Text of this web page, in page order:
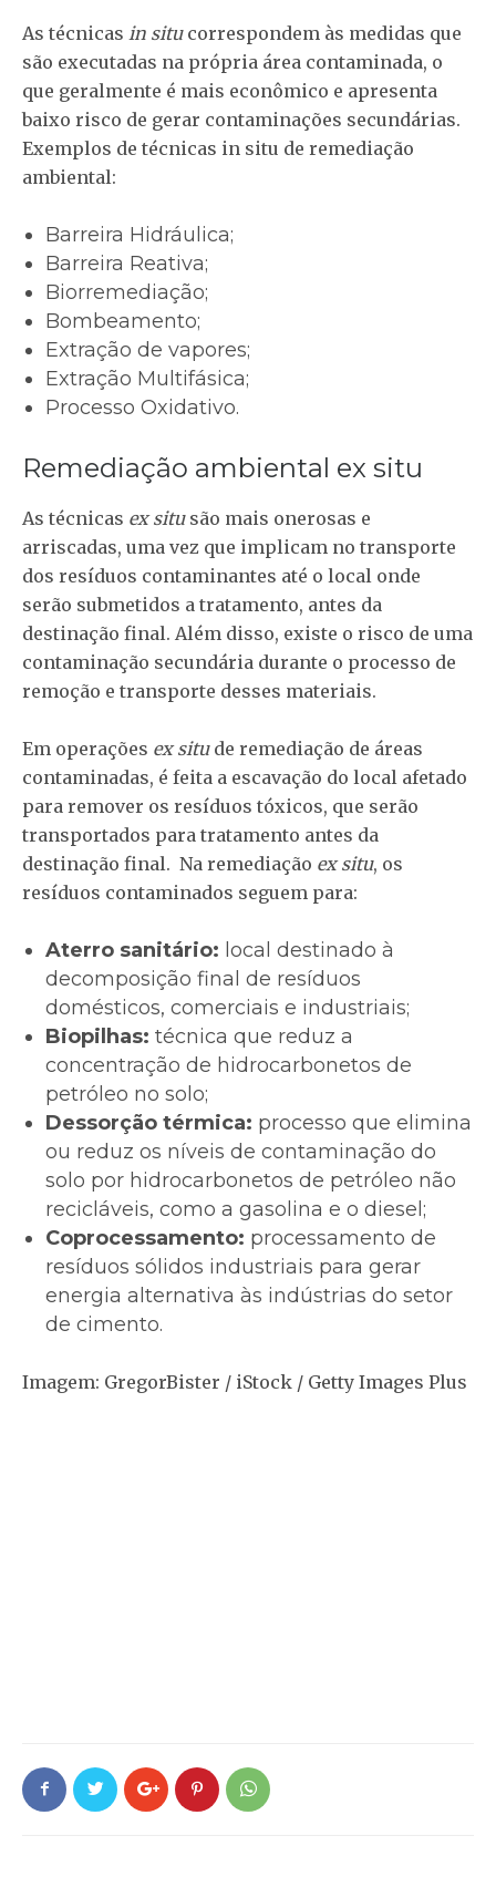
As técnicas in situcorrespondem às medidas que
são executadas na própria área contaminada, o
que geralmente é mais econômico e apresenta
baixo risco de gerar contaminações secundárias.
Exemplos de técnicas in situ de remediação
ambiental:
Barreira Hidráulica;
Barreira Reativa;
Biorremediação;
Bombeamento;
Extração de vapores;
Extração Multifásica;
Processo Oxidativo.
Remediação ambiental ex situ
As técnicas ex situsão mais onerosas e
arriscadas, uma vez que implicam no transporte
dos resíduos contaminantes até o local onde
serão submetidos a tratamento, antes da
destinação final. Além disso, existe o risco de uma
contaminação secundária durante o processo de
remoção e transporte desses materiais.
Em operações ex situde remediação de áreas
contaminadas, é feita a escavação do local afetado
para remover os resíduos tóxicos, que serão
transportados para tratamento antes da
destinação final. Na remediação ex situ, os
resíduos contaminados seguem para:
Aterro sanitário: local destinado à
decomposição final de resíduos
domésticos, comerciais e industriais;
Biopilhas: técnica que reduz a
concentração de hidrocarbonetos de
petróleo no solo;
Dessorção térmica: processo que elimina
ou reduz os níveis de contaminação do
solo por hidrocarbonetos de petróleo não
recicláveis, como a gasolina e o diesel;
Coprocessamento: processamento de
resíduos sólidos industriais para gerar
energia alternativa às indústrias do setor
de cimento.
Imagem: GregorBister / iStock / Getty Images Plus